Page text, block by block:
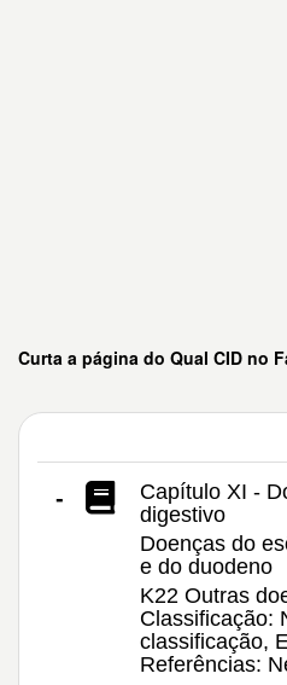
Curta a página do Qual CID no
-
Capítulo XI -
digestivo
Doenças do
e do duodeno
K22 Outras
Classificação:
classificação,
Referências: